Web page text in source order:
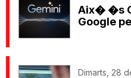
Aix� �s
Google
Dimarts, 28